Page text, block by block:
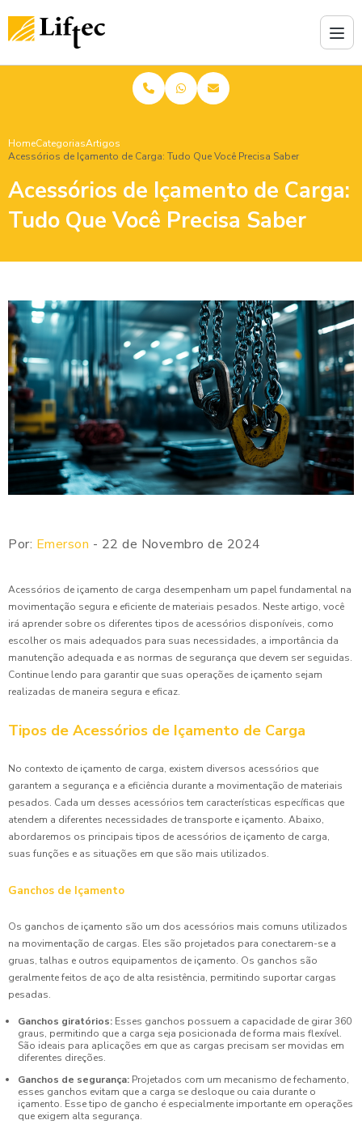
HomeCategoriasArtigos
Acessórios de Içamento de Carga: Tudo Que Você Precisa Saber
Acessórios de Içamento de Carga:
Tudo Que Você Precisa Saber
Por: Emerson - 22 de Novembro de 2024
Acessórios de içamento de carga desempenham um papel fundamental na
movimentação segura e eficiente de materiais pesados. Neste artigo, você
irá aprender sobre os diferentes tipos de acessórios disponíveis, como
escolher os mais adequados para suas necessidades, a importância da
manutenção adequada e as normas de segurança que devem ser seguidas.
Continue lendo para garantir que suas operações de içamento sejam
realizadas de maneira segura e eficaz.
Tipos de Acessórios de Içamento de Carga
No contexto de içamento de carga, existem diversos acessórios que
garantem a segurança e a eficiência durante a movimentação de materiais
pesados. Cada um desses acessórios tem características específicas que
atendem a diferentes necessidades de transporte e içamento. Abaixo,
abordaremos os principais tipos de acessórios de içamento de carga,
suas funções e as situações em que são mais utilizados.
Ganchos de Içamento
Os ganchos de içamento são um dos acessórios mais comuns utilizados
na movimentação de cargas. Eles são projetados para conectarem-se a
gruas, talhas e outros equipamentos de içamento. Os ganchos são
geralmente feitos de aço de alta resistência, permitindo suportar cargas
pesadas.
Ganchos giratórios: Esses ganchos possuem a capacidade de girar 360
graus, permitindo que a carga seja posicionada de forma mais flexível.
São ideais para aplicações em que as cargas precisam ser movidas em
diferentes direções.
Ganchos de segurança: Projetados com um mecanismo de fechamento,
esses ganchos evitam que a carga se desloque ou caia durante o
içamento. Esse tipo de gancho é especialmente importante em operações
que exigem alta segurança.